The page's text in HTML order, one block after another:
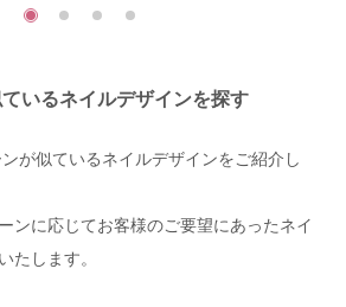
いるネイルデザインを探す
ンが似ているネイルデザインをご紹介し
ンに応じてお客様のご要望にあったネイ
たします。